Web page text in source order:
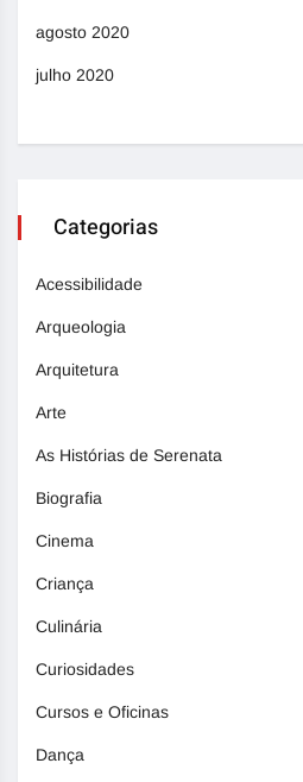
agosto 2020
julho 2020
Categorias
Acessibilidade
Arqueologia
Arquitetura
Arte
As Histórias de Serenata
Biografia
Cinema
Criança
Culinária
Curiosidades
Cursos e Oficinas
Dança